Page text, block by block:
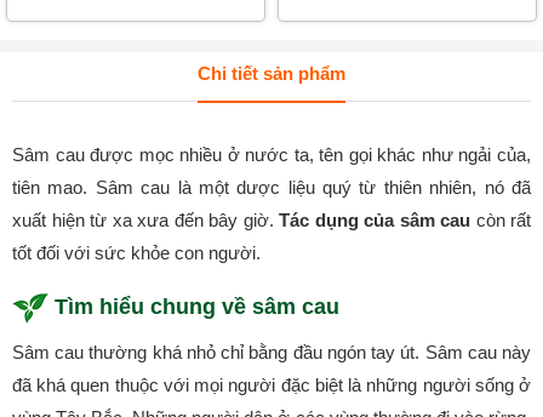
Chi tiết sản phẩm
Sâm cau được mọc nhiều ở nước ta, tên gọi khác như ngải của,
tiên mao. Sâm cau là một dược liệu quý từ thiên nhiên, nó đã
xuất hiện từ xa xưa đến bây giờ. Tác dụng của sâm cau còn rất
tốt đối với sức khỏe con người.
Tìm hiểu chung về sâm cau
Sâm cau thường khá nhỏ chỉ bằng đầu ngón tay út. Sâm cau này
đã khá quen thuộc với mọi người đặc biệt là những người sống ở